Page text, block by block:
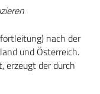
nach der
und Österreich.
erzeugt der durch